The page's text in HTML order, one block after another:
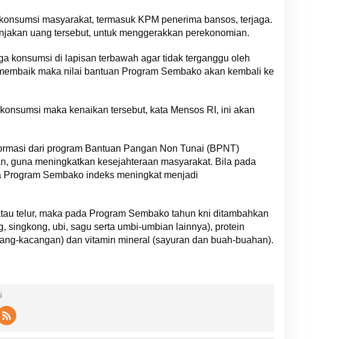
masyarakat, termasuk KPM penerima bansos, terjaga.
uang tersebut, untuk menggerakkan perekonomian.
konsumsi di lapisan terbawah agar tidak terganggu oleh
maka nilai bantuan Program Sembako akan kembali ke
maka kenaikan tersebut, kata Mensos RI, ini akan
dari program Bantuan Pangan Non Tunai (BPNT)
guna meningkatkan kesejahteraan masyarakat. Bila pada
Sembako indeks meningkat menjadi
telur, maka pada Program Sembako tahun kni ditambahkan
singkong, ubi, sagu serta umbi-umbian lainnya), protein
kacangan) dan vitamin mineral (sayuran dan buah-buahan).